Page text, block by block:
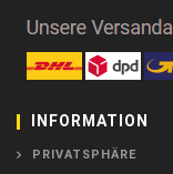
INFORMATION
PRIVATSPHÄRE